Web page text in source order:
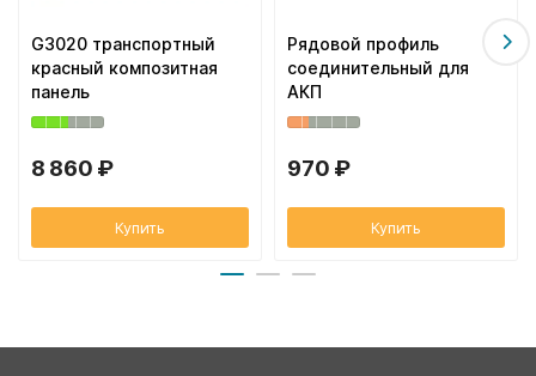
G3020 транспортный
красный композитная
панель
8 860 ₽
Купить
Рядовой профиль
соединительный для
АКП
970 ₽
Купить